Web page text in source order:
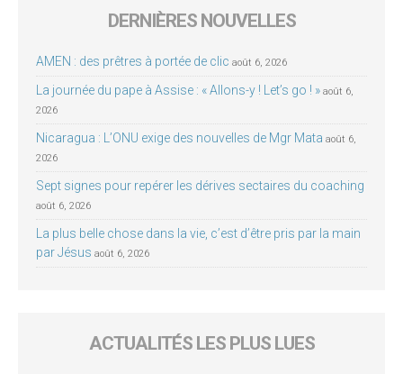
DERNIÈRES NOUVELLES
AMEN : des prêtres à portée de clic août 6, 2026
La journée du pape à Assise : « Allons-y ! Let’s go ! » août 6,
2026
Nicaragua : L’ONU exige des nouvelles de Mgr Mata août 6,
2026
Sept signes pour repérer les dérives sectaires du coaching
août 6, 2026
La plus belle chose dans la vie, c’est d’être pris par la main
par Jésus août 6, 2026
ACTUALITÉS LES PLUS LUES